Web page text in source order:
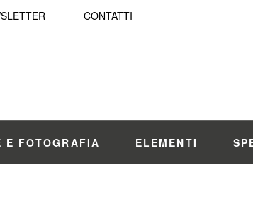
CONTATTI
E FOTOGRAFIA ELEMENTI